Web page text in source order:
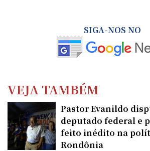
SIGA-NOS NO
VEJA TAMBÉM
Pastor Evanildo
deputado federal e
feito inédito na
Rondônia